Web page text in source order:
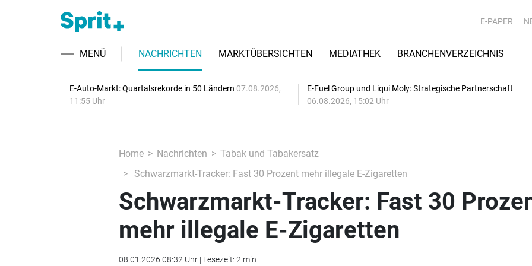
E-PAPER
MENÜ NACHRICHTEN MARKTÜBERSICHTEN MEDIATHEK BRANCHENVERZEICHNIS
E-Auto-Markt: Quartalsrekorde in 50 Ländern 07.08.2026,
11:55 Uhr
E-Fuel Group und Liqui Moly: Strategische Partnerschaft
06.08.2026, 15:02 Uhr
Home Nachrichten
Tabak und Tabakersatz
Schwarzmarkt-Tracker: Fast 30 Prozent mehr illegale E-Zigaretten
Schwarzmarkt-Tracker: Fast 30
mehr illegale E-Zigaretten
08.01.2026 08:32 Uhr | Lesezeit: 2 min